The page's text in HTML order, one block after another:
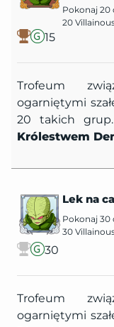
15
Pokonaj 20
20
Trofeum
ogarniętymi
20 takich
Królestwem
30
Lek na
Pokonaj 30
30
Trofeum
ogarniętymi